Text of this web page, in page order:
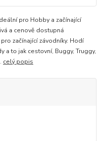
pro Hobby a začínající
a cenově dostupná
začínající závodníky. Hodí
a to jak cestovní, Buggy, Truggy,
celý popis